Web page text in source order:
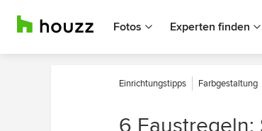
Fotos Experten finden
Einrichtungstipps Farbgestaltung
6 Faustregeln: